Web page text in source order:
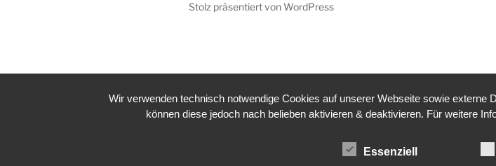
Stolz präsentiert von WordPress
Wir verwenden technisch notwendige Cookies auf unserer Webseite sowie externe
können diese jedoch nach belieben aktivieren & deaktivieren. Für weitere
Essenziell